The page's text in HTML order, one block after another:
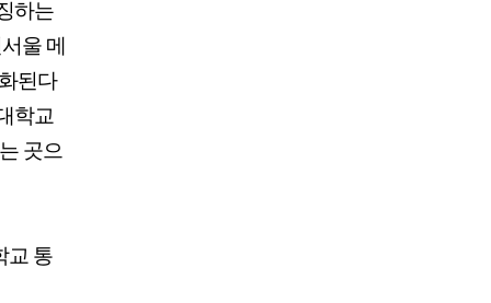
하는
울 메
된다
학교
곳으
교 통